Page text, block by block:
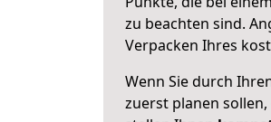
zu beachten sind.
Verpacken Ihres
Wenn Sie durch
zuerst planen